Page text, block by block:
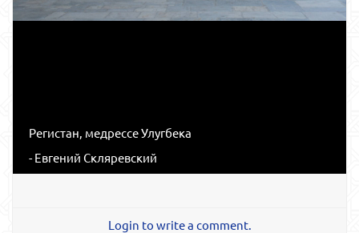
Регистан, медрессе Улугбека
- Евгений Скляревский
Login to write a comment.